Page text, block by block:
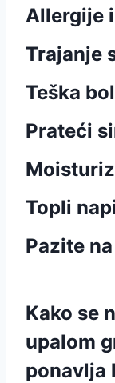
Allergije
Trajanje
Teška
Prateći
Topli
Pazite
Kako se
upalom
ponavlja